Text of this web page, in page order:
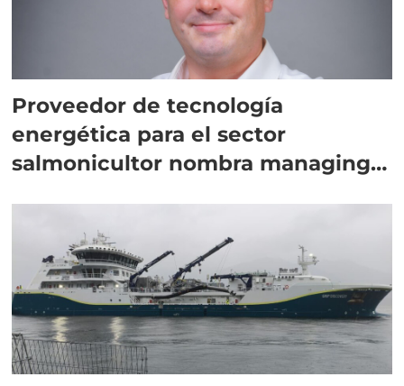
Proveedor de tecnología
energética para el sector
salmonicultor nombra managing